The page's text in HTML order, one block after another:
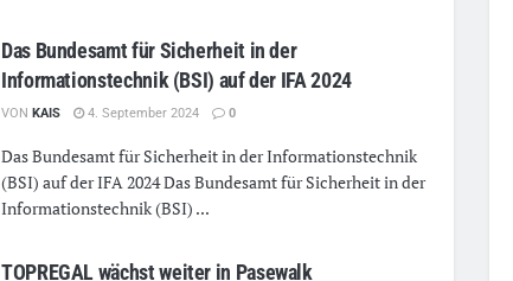
Das Bundesamt für Sicherheit in der
Informationstechnik (BSI) auf der IFA 2024
VON KAIS 4. September 2024 0
Das Bundesamt für Sicherheit in der Informationstechnik
(BSI) auf der IFA 2024 Das Bundesamt für Sicherheit in der
Informationstechnik (BSI) ...
TOPREGAL wächst weiter in Pasewalk